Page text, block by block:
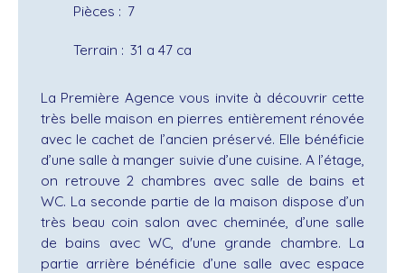
Pièces : 7
Terrain : 31 a 47 ca
La Première Agence vous invite à découvrir cette
très belle maison en pierres entièrement rénovée
avec le cachet de l’ancien préservé. Elle bénéficie
d’une salle à manger suivie d’une cuisine. A l’étage,
on retrouve 2 chambres avec salle de bains et
WC. La seconde partie de la maison dispose d’un
très beau coin salon avec cheminée, d’une salle
de bains avec WC, d'une grande chambre. La
partie arrière bénéficie d’une salle avec espace